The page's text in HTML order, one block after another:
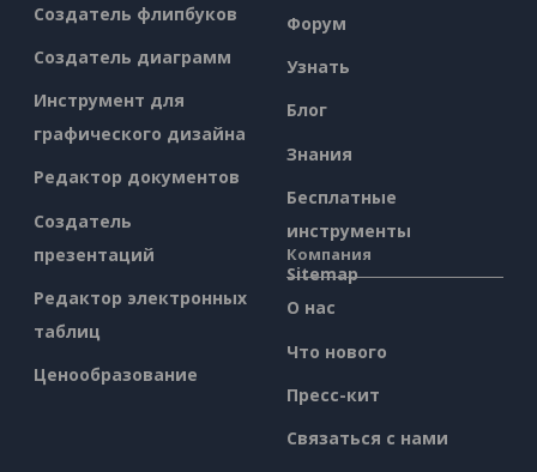
Создатель флипбуков
Создатель диаграмм
Инструмент для
графического дизайна
Редактор документов
Создатель
презентаций
Редактор электронных
таблиц
Ценообразование
Форум
Узнать
Блог
Знания
Бесплатные
инструменты
Sitemap
Компания
О нас
Что нового
Пресс-кит
Связаться с нами